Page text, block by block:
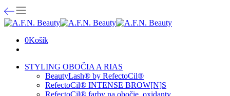
0Košík
STYLING OBOČIA A RIAS
BeautyLash® by RefectoCil®
RefectoCil® INTENSE BROW[N]S
RefectoCil® farby na obočie, oxidanty